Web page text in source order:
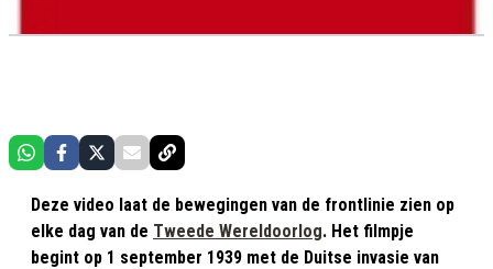
Deze video laat de bewegingen van de frontlinie zien op
elke dag van de Tweede Wereldoorlog. Het filmpje
begint op 1 september 1939 met de Duitse invasie van